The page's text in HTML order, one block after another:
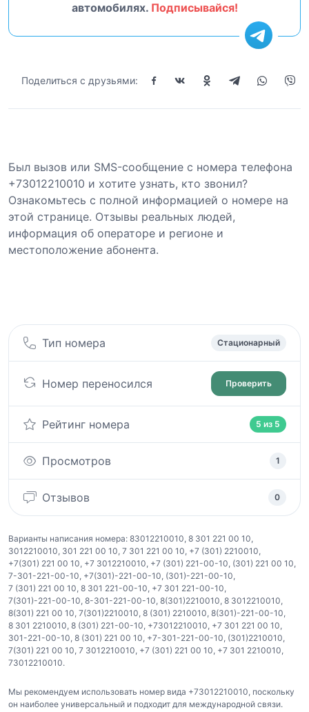
автомобилях. Подписывайся!
Поделиться с друзьями:
Был вызов или SMS-сообщение с номера телефона
+73012210010 и хотите узнать, кто звонил?
Ознакомьтесь с полной информацией о номере на
этой странице. Отзывы реальных людей,
информация об операторе и регионе и
местоположение абонента.
Тип номера Стационарный
Номер переносился Проверить
Рейтинг номера 5 из 5
Просмотров 1
Отзывов 0
Варианты написания номера: 83012210010, 8 301 221 00 10,
3012210010, 301 221 00 10, 7 301 221 00 10, +7 (301) 2210010,
+7(301) 221 00 10, +7 3012210010, +7 (301) 221-00-10, (301) 221 00 10,
7-301-221-00-10, +7(301)-221-00-10, (301)-221-00-10,
7 (301) 221 00 10, 8 301 221-00-10, +7 301 221-00-10,
7(301)-221-00-10, 8-301-221-00-10, 8(301)2210010, 8 3012210010,
8(301) 221 00 10, 7(301)2210010, 8 (301) 2210010, 8(301)-221-00-10,
8 301 2210010, 8 (301) 221-00-10, +73012210010, +7 301 221 00 10,
301-221-00-10, 8 (301) 221 00 10, +7-301-221-00-10, (301)2210010,
7(301) 221 00 10, 7 3012210010, +7 (301) 221 00 10, +7 301 2210010,
73012210010.
Мы рекомендуем использовать номер вида +73012210010, поскольку
он наиболее универсальный и подходит для международной связи.